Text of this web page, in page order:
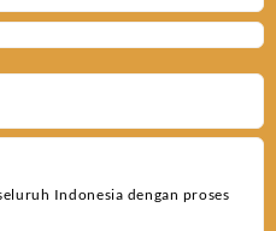
Indonesia dengan proses